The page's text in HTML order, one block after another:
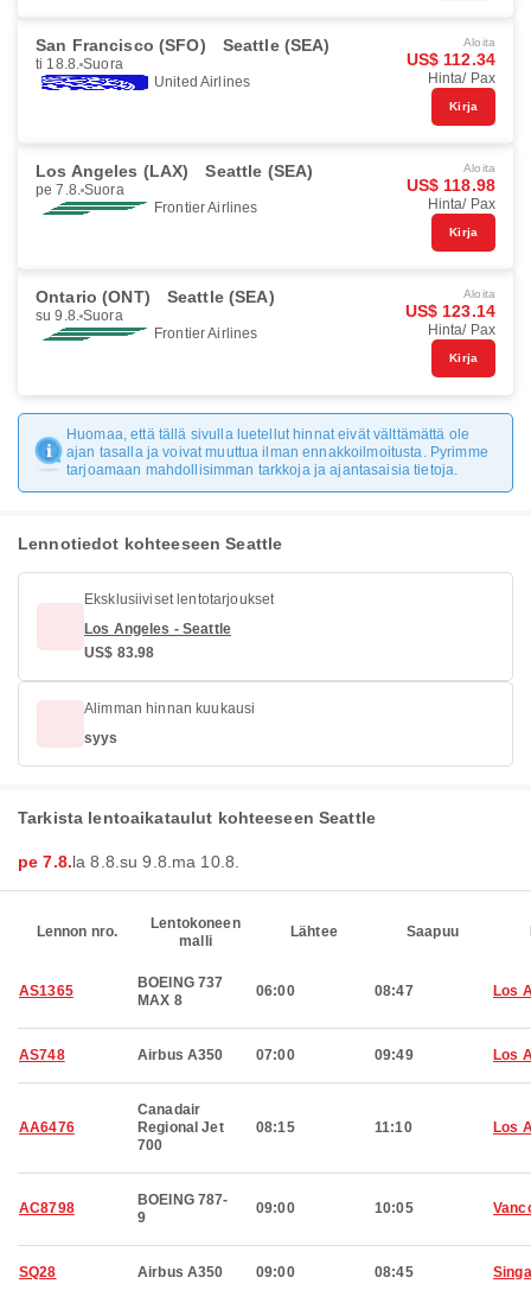
San Francisco (SFO) Seattle (SEA)
ti 18.8. Suora
United Airlines
Aloita
US$ 112.34
Hinta/ Pax
Kirja
Los Angeles (LAX) Seattle (SEA)
pe 7.8. Suora
Frontier Airlines
Aloita
US$ 118.98
Hinta/ Pax
Kirja
Ontario (ONT) Seattle (SEA)
su 9.8. Suora
Frontier Airlines
Aloita
US$ 123.14
Hinta/ Pax
Kirja
Huomaa, että tällä sivulla luetellut hinnat eivät välttämättä ole
ajan tasalla ja voivat muuttua ilman ennakkoilmoitusta. Pyrimme
tarjoamaan mahdollisimman tarkkoja ja ajantasaisia tietoja.
Lennotiedot kohteeseen Seattle
Eksklusiiviset lentotarjoukset
Los Angeles - Seattle
US$ 83.98
Alimman hinnan kuukausi
syys
Tarkista lentoaikataulut kohteeseen Seattle
pe 7.8.la 8.8. su 9.8. ma 10.8.
Lennon nro.
Lentokoneen
malli
Lähtee Saapuu
AS1365
BOEING 737
MAX 8
06:00 08:47 Los
AS748 Airbus A350 07:00 09:49 Los
AA6476
Canadair
Regional Jet
700
08:15 11:10 Los
AC8798
BOEING 787-
9
09:00 10:05
SQ28 Airbus A350 09:00 08:45